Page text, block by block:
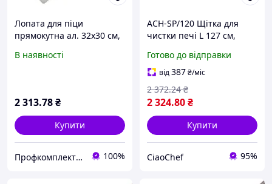
Лопата для піци
прямокутна ал. 32х30 см,
повний розмір 153 см
В наявності
2 313.78₴
Купити
Профкомплект - Сервіс 100%
ACH-SP/120 Щітка для
чистки печі L 127 см,
Готово до відправки
від387₴/міс
2 324.80₴
2 372.24 ₴
Купити
CiaoChef 95%